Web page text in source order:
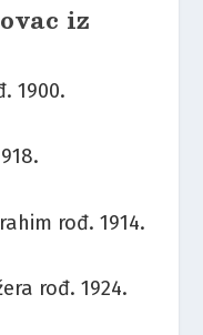
iz
1900.
rođ. 1914.
rođ. 1924.